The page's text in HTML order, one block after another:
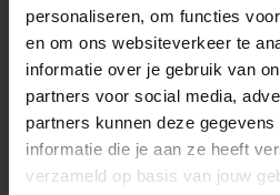
personaliseren, om functies
en om ons websiteverkeer te
informatie over je gebruik van
partners voor social media,
partners kunnen deze
informatie die je aan ze heeft
verzameld op basis van jouw